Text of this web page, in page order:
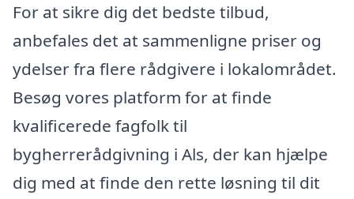
For at sikre dig det bedste tilbud,
anbefales det at sammenligne priser og
ydelser fra flere rådgivere i lokalområdet.
Besøg vores platform for at finde
kvalificerede fagfolk til
bygherrerådgivning i Als, der kan hjælpe
dig med at finde den rette løsning til dit